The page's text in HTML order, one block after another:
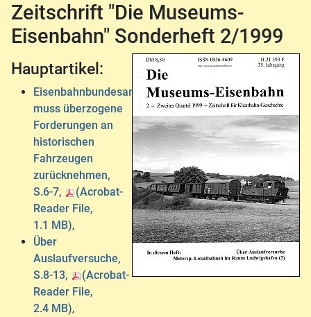
Zeitschrift "Die Museums-
Eisenbahn" Sonderheft 2/1999
Hauptartikel:
Eisenbahnbundesamt
muss überzogene
Forderungen an
historischen
Fahrzeugen
zurücknehmen,
S.6-7,
(Acrobat-
Reader File,
1.1 MB),
Über
Auslaufversuche,
S.8-13,
(Acrobat-
Reader File,
2.4 MB),